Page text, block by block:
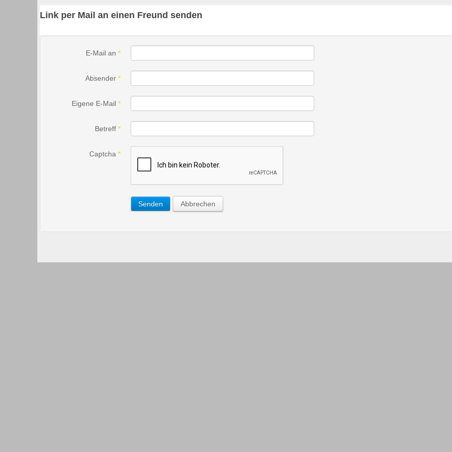
Link per Mail an einen Freund senden
E-Mail an *
Absender *
Eigene E-Mail *
Betreff *
Captcha *
Senden Abbrechen